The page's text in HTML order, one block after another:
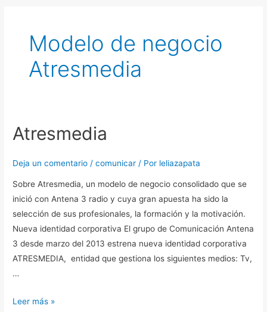
Modelo de negocio
Atresmedia
Atresmedia
Deja un comentario /comunicar / Por leliazapata
Sobre Atresmedia, un modelo de negocio consolidado que se
inició con Antena 3 radio y cuya gran apuesta ha sido la
selección de sus profesionales, la formación y la motivación.
Nueva identidad corporativa El grupo de Comunicación Antena
3 desde marzo del 2013 estrena nueva identidad corporativa
ATRESMEDIA, entidad que gestiona los siguientes medios: Tv,
…
Atresmedia
Leer más »